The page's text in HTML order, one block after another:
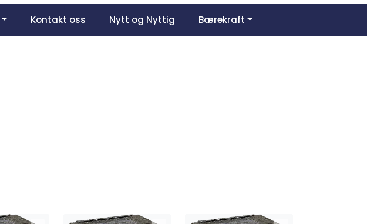
Om oss Favoritter
Kontakt oss Nytt og Nyttig Bærekraft